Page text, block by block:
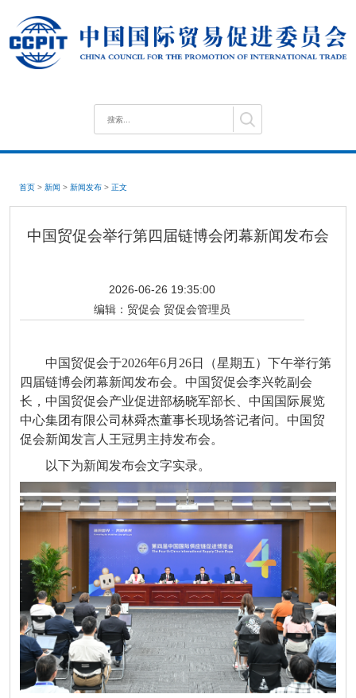
首页 > 新闻 > 新闻发布 > 正文
中国贸促会举行第四届链博会闭幕新闻发布会
2026-06-26 19:35:00
编辑： 贸促会 贸促会管理员
中国贸促会于2026年6月26日（星期五）下午举行第
四届链博会闭幕新闻发布会。中国贸促会李兴乾副会
长，中国贸促会产业促进部杨晓军部长、中国国际展览
中心集团有限公司林舜杰董事长现场答记者问。 中国贸
促会新闻发言人王冠男主持发布会。
以下为新闻发布会文字实录。